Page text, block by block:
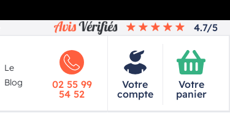
4.7/5
Le
Blog
02 55 99
54 52
Votre
compte
Votre
panier